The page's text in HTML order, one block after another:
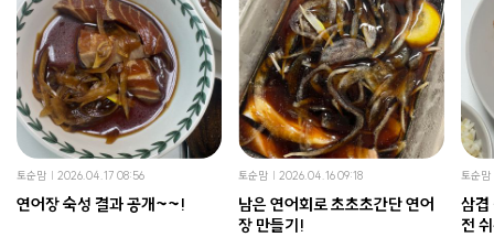
토순맘 2026.04.17 08:56
연어장 숙성 결과 공개~~!
토순맘 2026.04.16 09:18
남은 연어회로 초초초간단 연어
장 만들기!
토순맘
삼겹
전